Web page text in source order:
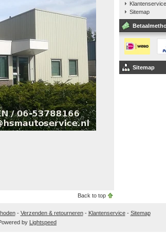
Back to top
Klantenservice
Sitemap
Sitemap
- Verzenden & retourneren- Klantenservice- Sitemap
by Lightspeed